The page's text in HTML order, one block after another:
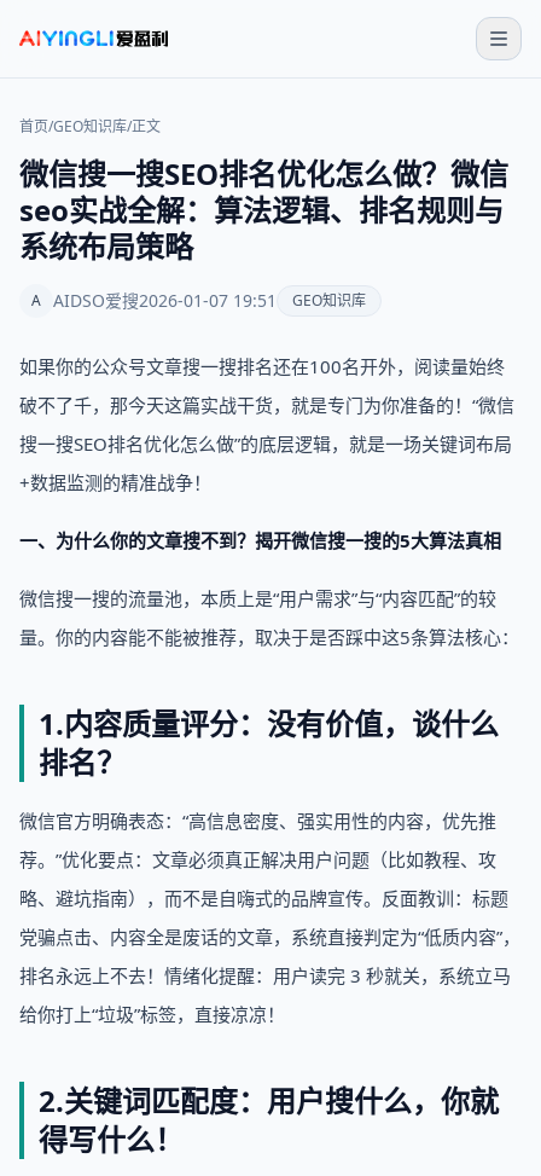
首页/GEO知识库/正文
微信搜一搜SEO排名优化怎么做？微信
seo实战全解：算法逻辑、排名规则与
系统布局策略
A AIDSO爱搜2026-01-07 19:51 GEO知识库
如果你的公众号文章搜一搜排名还在100名开外，阅读量始终
破不了千，那今天这篇实战干货，就是专门为你准备的！“微信
搜一搜SEO排名优化怎么做”的底层逻辑，就是一场关键词布局
+数据监测的精准战争！
一、为什么你的文章搜不到？揭开微信搜一搜的5大算法真相
微信搜一搜的流量池，本质上是“用户需求”与“内容匹配”的较
量。你的内容能不能被推荐，取决于是否踩中这5条算法核心：
1.内容质量评分：没有价值，谈什么
排名？
微信官方明确表态：“高信息密度、强实用性的内容，优先推
荐。”优化要点：文章必须真正解决用户问题（比如教程、攻
略、避坑指南），而不是自嗨式的品牌宣传。反面教训：标题
党骗点击、内容全是废话的文章，系统直接判定为“低质内容”，
排名永远上不去！情绪化提醒：用户读完 3 秒就关，系统立马
给你打上“垃圾”标签，直接凉凉！
2.关键词匹配度：用户搜什么，你就
得写什么！